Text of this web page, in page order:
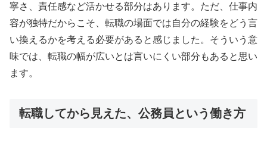
寧さ、責任感など活かせる部分はあります。ただ、仕事内
容が独特だからこそ、転職の場面では自分の経験をどう言
い換えるかを考える必要があると感じました。そういう意
味では、転職の幅が広いとは言いにくい部分もあると思い
ます。
転職してから見えた、公務員という働き方